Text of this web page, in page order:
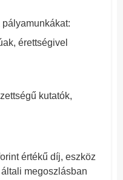
érettségivel
kutatók,
értékű díj, eszköz
megoszlásban